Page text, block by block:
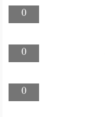
0
0
0